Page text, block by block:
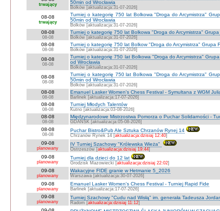
trwający
50min od Wrocławia
Bolków [aktualizacja:31-07-2026]
08-08
trwający
Turniej o kategorię 750 lat Bolkowa "Droga do Arcymistrza"
50min od Wrocławia
Bolków [aktualizacja:31-07-2026]
08-08
08-08
Turniej o kategorię 750 lat Bolkowa "Droga do Arcymistrza"
Bolków [aktualizacja:31-07-2026]
08-08
08-08
Turniej o kategorię 750 lat Bolkow "Droga do Arcymistrza" Grupa
Bolków [aktualizacja:31-07-2026]
08-08
08-08
Turniej o kategorię 750 lat Bolkowa "Droga do Arcymistrza"
od Wrocławia
Bolków [aktualizacja:31-07-2026]
08-08
08-08
Turniej o kategorię 750 lat Bolkowa "Droga do Arcymistrza"
50min od Wrocławia
Bolków [aktualizacja:31-07-2026]
08-08
08-08
Emanuel Lasker Women's Chess Festival - Symultana z WGM
Barlinek [aktualizacja:17-07-2026]
08-08
08-08
Turniej Młodych Talentów
Kutno [aktualizacja:03-08-2026]
08-08
08-08
Międzynarodowe Mistrzostwa Pomorza o Puchar Solidarności -
GDAŃSK [aktualizacja:05-08-2026]
08-08
08-08
Puchar Bistro&Pub Ale Sztuka Chrzanów Rynej 14
Chrzanów Rynek 14 [aktualizacja:dzisiaj 12:40]
09-08
planowany
IV Turniej Szachowy "Królewska Wieża"
Ostrzeszów [aktualizacja:dzisiaj 19:44]
09-08
planowany
Turniej dla dzieci do 12 lat
Grodzisk Mazowiecki [aktualizacja:dzisiaj 22:02]
09-08
planowany
Wakacyjne FIDE granie w Hetmanie 5_2026
Warszawa [aktualizacja:30-07-2026]
09-08
planowany
Emanuel Lasker Women's Chess Festival - Turniej Rapid Fide
Barlinek [aktualizacja:17-07-2026]
09-08
planowany
Turniej Szachowy "Cudu nad Wisłą" im. generała Tadeusza
Radom [aktualizacja:dzisiaj 11:12]